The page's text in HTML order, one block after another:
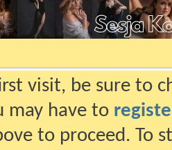
visit, be sure to
may have to
to proceed. To